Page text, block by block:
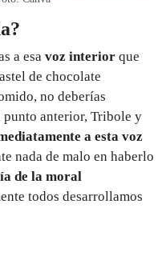
a esa voz interior que
de chocolate
no deberías
anterior, Tribole y
a esta voz
nada de malo en haberlo
de la moral
todos desarrollamos